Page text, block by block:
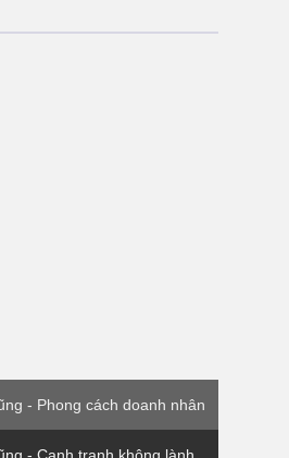
- Phong cách doanh nhân